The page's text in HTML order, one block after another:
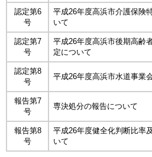
認定第6
号
平成26年度高浜市介護保険
いて
認定第7
号
平成26年度高浜市後期高齢
定について
認定第8
号
平成26年度高浜市水道事業
報告第7
号
専決処分の報告について
報告第8
号
平成26年度健全化判断比率
いて